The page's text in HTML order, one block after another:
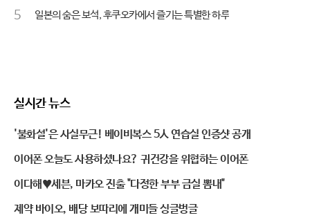
5 일본의 숨은 보석, 후쿠오카에서 즐기는 특별한 하루
실시간 뉴스
'불화설'은 사실무근! 베이비복스 5人 연습실 인증샷 공개
이어폰 오늘도 사용하셨나요? 귀건강을 위협하는 이어폰
이다해♥세븐, 마카오 진출 "다정한 부부 금실 뽐내"
제약 바이오, 배당 보따리에 개미들 싱글벙글